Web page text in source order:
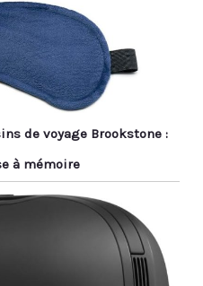
de voyage Brookstone :
à mémoire